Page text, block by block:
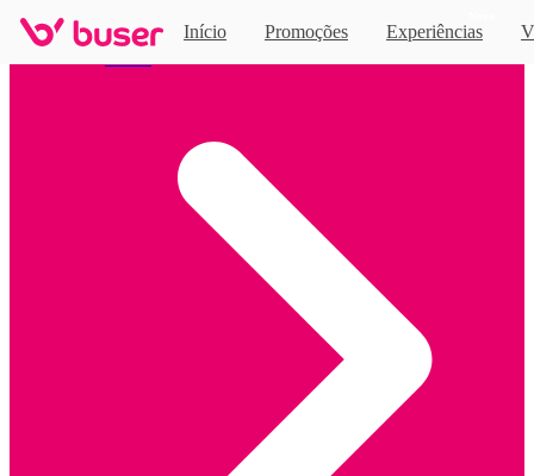
Início Promoções Experiências